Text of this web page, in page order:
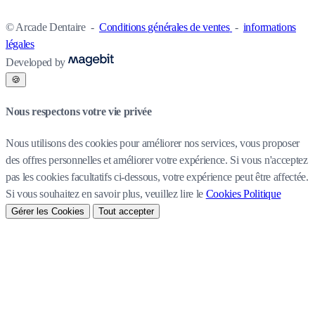
© Arcade Dentaire - Conditions générales de ventes - informations
légales
Developed by
🍪
Nous respectons votre vie privée
Nous utilisons des cookies pour améliorer nos services, vous proposer
des offres personnelles et améliorer votre expérience. Si vous n'acceptez
pas les cookies facultatifs ci-dessous, votre expérience peut être affectée.
Si vous souhaitez en savoir plus, veuillez lire le Cookies Politique
Gérer les Cookies Tout accepter